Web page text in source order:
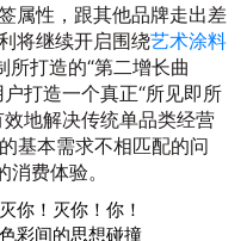
属性，跟其他品牌走出差
将继续开启围绕艺术涂料
打造的“第二增长曲
打造一个真正“所见即所
地解决传统单品类经营
基本需求不相匹配的问
费体验。
你！灭你！你！
彩间的思想碰撞